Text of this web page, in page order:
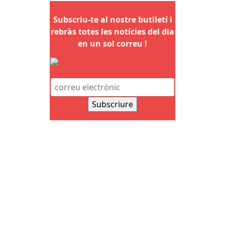
Subscriu-te al nostre butlletí i
rebràs totes les notícies del dia
en un sol correu !